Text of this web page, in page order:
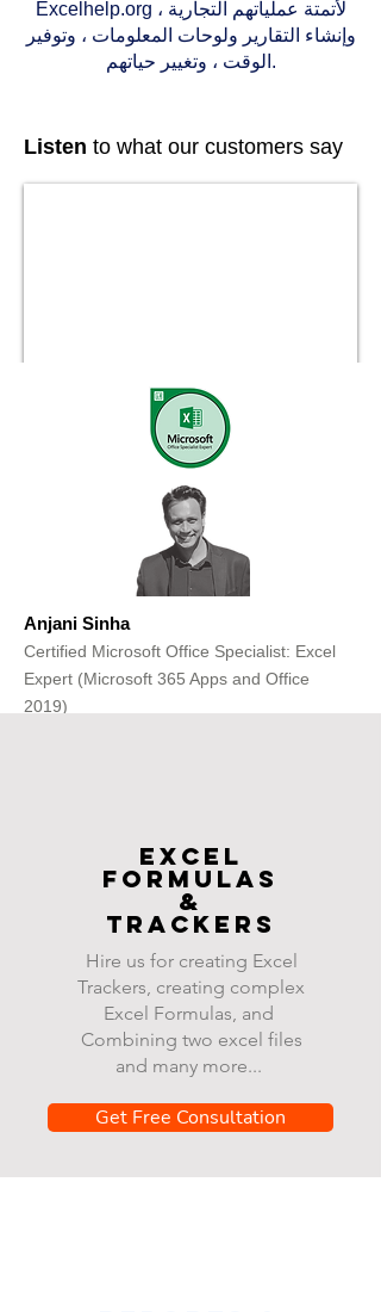
Excelhelp.org لأتمتة عملياتهم التجارية ،
وإنشاء التقارير ولوحات المعلومات ، وتوفير
الوقت ، وتغيير حياتهم.
Listen to what our customers say
Anjani Sinha
Certified Microsoft Office Specialist: Excel
Expert (Microsoft 365 Apps and Office
2019)
Excel
FOrmulas
&
Trackers
Hire us for creating Excel
Trackers, creating complex
Excel Formulas, and
Combining two excel files
and many more...
Get Free Consultation